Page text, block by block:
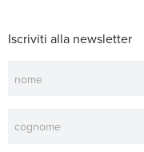
Iscriviti alla newsletter